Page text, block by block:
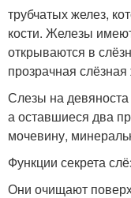
трубчатых желез,
кости. Железы
открываются в
прозрачная слёзная
Слезы на
а оставшиеся два
мочевину,
Функции секрета
Они очищают